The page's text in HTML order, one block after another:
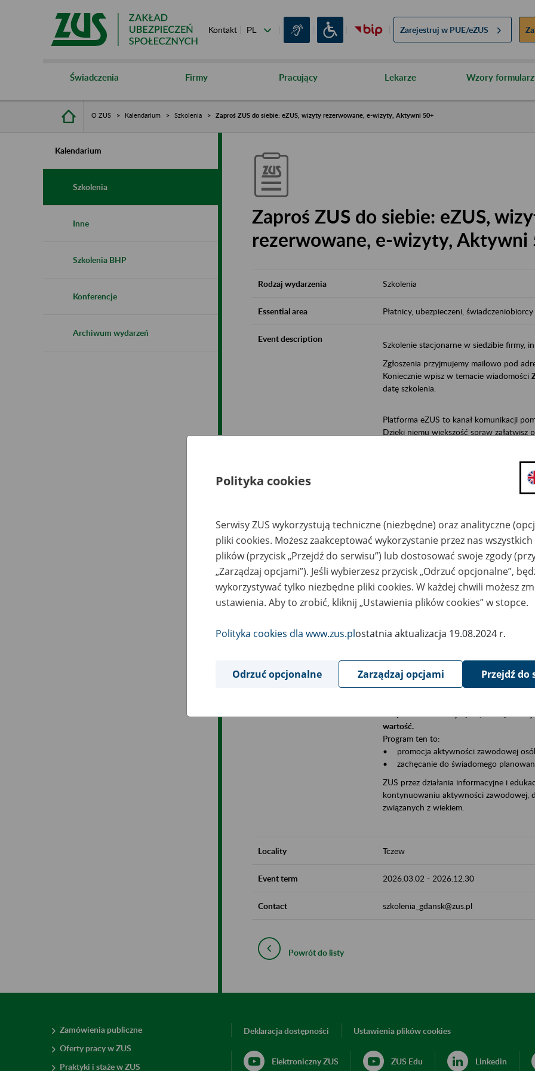
Kontakt Zarejestruj w PUE/eZUS
Świadczenia Firmy Pracujący Lekarze Wzory
O ZUS Kalendarium Szkolenia Zaproś ZUS do siebie: eZUS, wizyty rezerwowane, e-wizyty, Aktywni 50+
Kalendarium
Szkolenia
Inne
Szkolenia BHP
Konferencje
Archiwum wydarzeń
Zaproś ZUS do siebie: eZUS,
rezerwowane, e-wizyty, Aktywni
Rodzaj wydarzenia Szkolenia
Essential area Płatnicy, ubezpieczeni, świadczeniobiorcy
Event description
Szkolenie stacjonarne w siedzibie firmy,
Zgłoszenia przyjmujemy mailowo pod
Koniecznie wpisz w temacie wiadomości
datę szkolenia.
Platforma eZUS to kanał komunikacji
Dzięki niemu większość spraw załatwisz
Jeśli jesteś osoba ubezpieczoną (np.
• możesz sprawdzić swoje dane na
Jeśli jesteś płatnikiem składek (np.
• możesz skorzystać z aplikacji
ubezpieczeń, wypełnisz i przekażesz
ZUS;
• możesz złożyć wniosek o wydanie
• masz dostęp do zwolnień lekarskich
Jeśli jesteś świadczeniobiorcą:
• masz dostęp m.in. do formularza PIT
do formularza PIT 40A, czyli rocznego
• możesz zarezerwować wizytę;
• możesz też złożyć wniosek o zmianę
Aktywni 50+ to inicjatywa, która
wartość.
Program ten to:
• promocja aktywności zawodowej
• zachęcanie do świadomego
ZUS przez działania informacyjne i
kontynuowaniu aktywności zawodowej,
związanych z wiekiem.
Locality Tczew
Event term 2026.03.02 - 2026.12.30
Contact szkolenia_gdansk@zus.pl
Powrót do listy
Zamówienia publiczne
Oferty pracy w ZUS
Praktyki i staże w ZUS
Deklaracja dostępności Ustawienia plików cookies
Elektroniczny ZUS ZUS Edu Linkedin
Polityka cookies
Serwisy ZUS wykorzystują techniczne (niezbędne) oraz analityczne
pliki cookies. Możesz zaakceptować wykorzystanie przez nas
plików (przycisk „Przejdź do serwisu”) lub dostosować swoje zgody
„Zarządzaj opcjami”). Jeśli wybierzesz przycisk „Odrzuć opcjonalne”,
wykorzystywać tylko niezbędne pliki cookies. W każdej chwili możesz
ustawienia. Aby to zrobić, kliknij „Ustawienia plików cookies” w stopce.
Polityka cookies dla www.zus.plostatnia aktualizacja 19.08.2024 r.
Odrzuć opcjonalne Zarządzaj opcjami Przejdź do